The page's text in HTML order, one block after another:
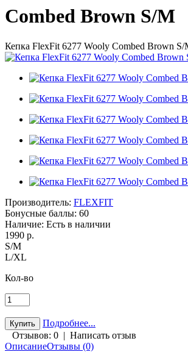
Combed Brown S/M
Кепка FlexFit 6277 Wooly Combed Brown S/
Производитель: FLEXFIT
Бонусные баллы: 60
Наличие: Есть в наличии
1990 р.
S/M
L/XL
Кол-во
Подробнее...
Отзывов: 0 | Написать отзыв
ОписаниеОтзывы (0)